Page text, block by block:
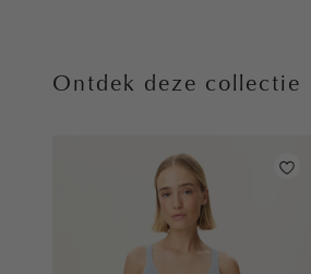
Ontdek deze collectie